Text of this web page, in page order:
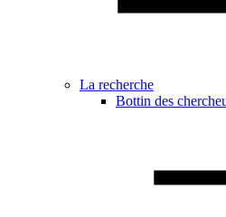
La recherche
Bottin des